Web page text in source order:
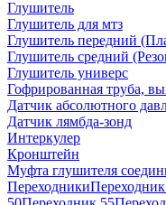
Глушитель
Глушитель для мтз
Глушитель передний
Глушитель средний
Глушитель универс
Гофрированная труба,
Датчик абсолютного
Датчик лямбда-зонд
Интеркулер
Кронштейн
Муфта глушителя
Переходники